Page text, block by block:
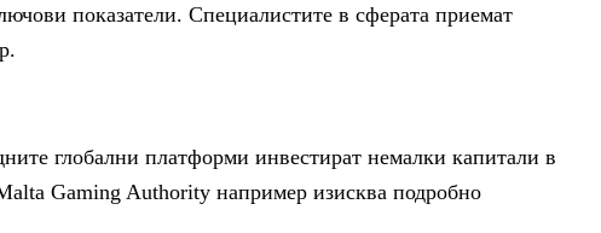
показатели. Специалистите в сферата приемат
глобални платформи инвестират немалки капитали в
Gaming Authority например изисква подробно